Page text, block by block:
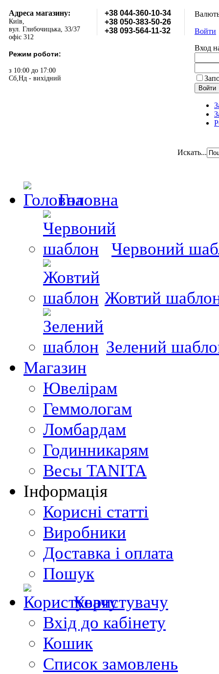
Адреса магазину:
Київ,
вул. Глибочицька, 33/37
офіс 312
Режим роботи:
з 10:00 до 17:00
Сб,Нд - вихідний
+38 044-360-10-34
+38 050-383-50-26
+38 093-564-11-32
Войти
Вход
Искать...
Головна
Червоний
Жовтий
Зелений
Магазин
Ювелірам
Геммологам
Ломбардам
Годинникарям
Весы TANITA
Інформація
Корисні статті
Виробники
Доставка і оплата
Пошук
Користувачу
Вхід до кабінету
Кошик
Список замовлень